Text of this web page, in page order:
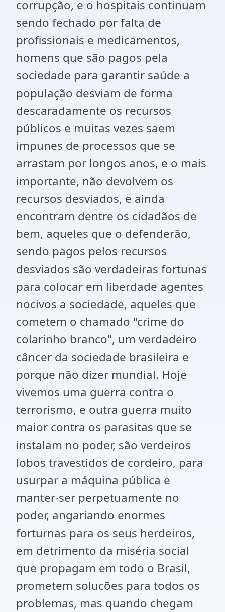
corrupção, e o hospitais continuam
sendo fechado por falta de
profissionais e medicamentos,
homens que são pagos pela
sociedade para garantir saúde a
população desviam de forma
descaradamente os recursos
públicos e muitas vezes saem
impunes de processos que se
arrastam por longos anos, e o mais
importante, não devolvem os
recursos desviados, e ainda
encontram dentre os cidadãos de
bem, aqueles que o defenderão,
sendo pagos pelos recursos
desviados são verdadeiras fortunas
para colocar em liberdade agentes
nocivos a sociedade, aqueles que
cometem o chamado "crime do
colarinho branco", um verdadeiro
câncer da sociedade brasileira e
porque não dizer mundial. Hoje
vivemos uma guerra contra o
terrorismo, e outra guerra muito
maior contra os parasitas que se
instalam no poder, são verdeiros
lobos travestidos de cordeiro, para
usurpar a máquina pública e
manter-ser perpetuamente no
poder, angariando enormes
forturnas para os seus herdeiros,
em detrimento da miséria social
que propagam em todo o Brasil,
prometem solucões para todos os
problemas, mas quando chegam